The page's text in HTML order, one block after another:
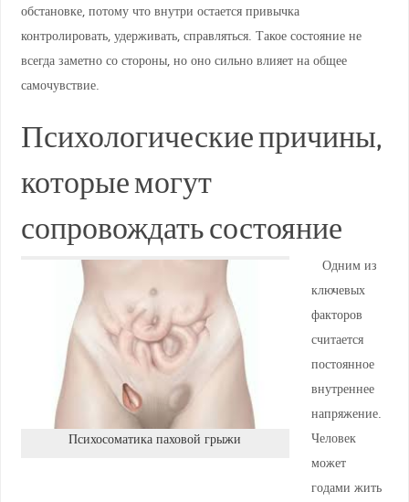
обстановке, потому что внутри остается привычка
контролировать, удерживать, справляться. Такое состояние не
всегда заметно со стороны, но оно сильно влияет на общее
самочувствие.
Психологические причины,
которые могут
сопровождать состояние
Психосоматика паховой грыжи
Одним из
ключевых
факторов
считается
постоянное
внутреннее
напряжение.
Человек
может
годами жить